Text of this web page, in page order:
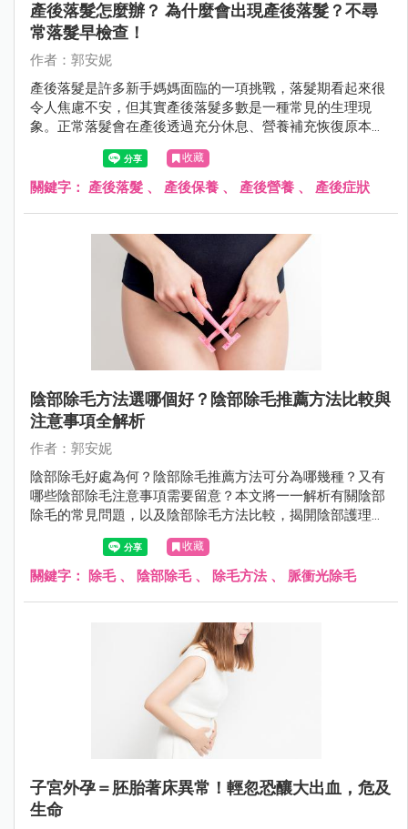
產後落髮怎麼辦？ 為什麼會出現產後落髮？不尋
常落髮早檢查！
作者：郭安妮
產後落髮是許多新手媽媽面臨的一項挑戰，落髮期看起來很
令人焦慮不安，但其實產後落髮多數是一種常見的生理現
象。正常落髮會在產後透過充分休息、營養補充恢復原本豐
盈的秀髮，若是不正常落髮，則需盡快就醫。
收藏
關鍵字： 產後落髮 、 產後保養 、 產後營養 、 產後症狀
陰部除毛方法選哪個好？陰部除毛推薦方法比較與
注意事項全解析
作者：郭安妮
陰部除毛好處為何？陰部除毛推薦方法可分為哪幾種？又有
哪些陰部除毛注意事項需要留意？本文將一一解析有關陰部
除毛的常見問題，以及陰部除毛方法比較，揭開陰部護理的
收藏
關鍵字： 除毛、 陰部除毛、 除毛方法 、 脈衝光除毛
子宮外孕＝胚胎著床異常！輕忽恐釀大出血，危及
生命